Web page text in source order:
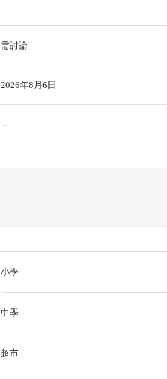
需討論
2026年8月6日
－
小學
中學
超市